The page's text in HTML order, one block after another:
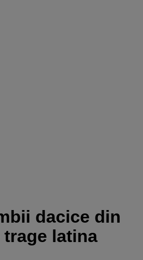
dacice din
trage latina